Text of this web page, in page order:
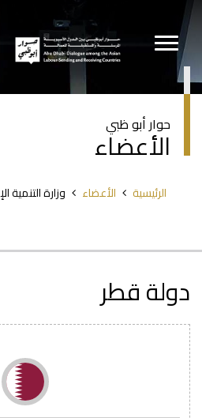
تجاوز
إلى
المحتوى
الرئيسي
حوار أبو ظبي
الأعضاء
مسار
التنقل
الرئيسية الأعضاء وزارة التنمية
دولة قطر